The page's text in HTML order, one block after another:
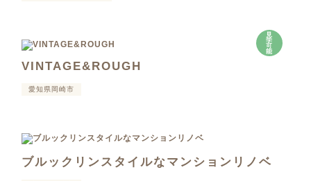
見
学
可
能
VINTAGE&ROUGH
愛知県岡崎市
ブルックリンスタイルなマンションリノベ